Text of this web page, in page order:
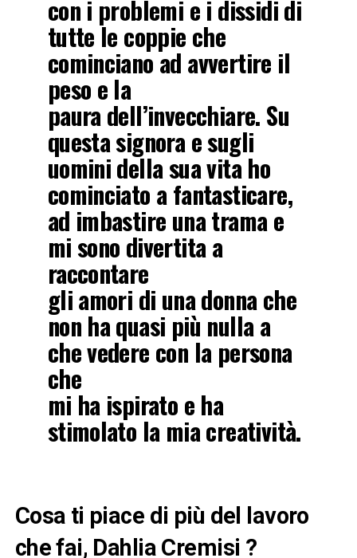
con i problemi e i dissidi di
tutte le coppie che
cominciano ad avvertire il
peso e la
paura dell’invecchiare. Su
questa signora e sugli
uomini della sua vita ho
cominciato a fantasticare,
ad imbastire una trama e
mi sono divertita a
raccontare
gli amori di una donna che
non ha quasi più nulla a
che vedere con la persona
che
mi ha ispirato e ha
stimolato la mia creatività.
Cosa ti piace di più del lavoro
che fai, Dahlia Cremisi ?